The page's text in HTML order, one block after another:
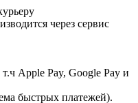
через сервис
Apple Pay, Google Pay и
быстрых платежей).